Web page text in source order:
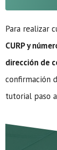
Para realizar
CURP y
dirección de
confirmación
tutorial paso